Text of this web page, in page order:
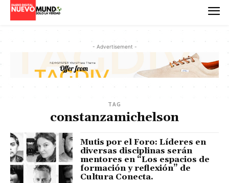
- Advertisement -
TAG
constanzamichelson
Mutis por el Foro: Líderes en
diversas disciplinas serán
mentores en “Los espacios de
formación y reflexión” de
Cultura Conecta.